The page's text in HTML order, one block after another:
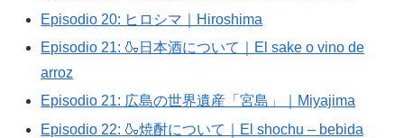
Episodio 20: ヒロシマ｜Hiroshima
Episodio 21: 🍶日本酒について｜El sake o vino de
arroz
Episodio 21: 広島の世界遺産「宮島」｜Miyajima
Episodio 22: 🍶焼酎について｜El shochu – bebida